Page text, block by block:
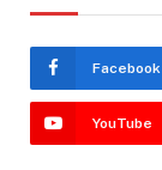
Facebook
YouTube